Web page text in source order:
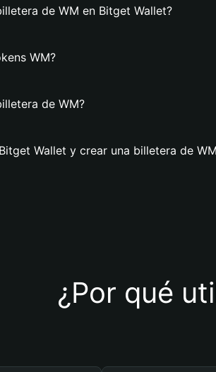
de WM en Bitget Wallet?
WM?
de WM?
Wallet y crear una billetera de
¿Por qué